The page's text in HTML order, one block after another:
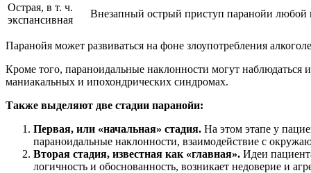
Острая, в т. ч.
экспансивная
Внезапный острый приступ паранойи
Паранойя может развиваться на фоне злоупотребления
Кроме того, параноидальные наклонности могут
маниакальных и ипохондрических синдромах.
Также выделяют две стадии паранойи:
Первая, или «начальная» стадия. На этом этапе у
параноидальные наклонности, взаимодействие с
Вторая стадия, известная как «главная». Идеи
логичность и обоснованность, возникает недоверие и